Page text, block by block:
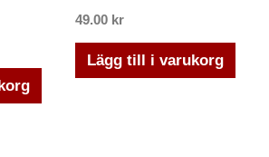
49.00 kr
Lägg till i varukorg